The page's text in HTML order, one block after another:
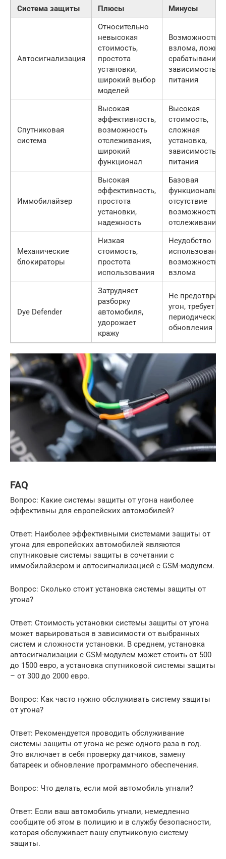
Система защиты Плюсы Минусы
Автосигнализация
Относительно
невысокая
стоимость,
простота
установки,
широкий выбор
моделей
Возможность
взлома,
срабатывания,
зависимость от
питания
Спутниковая
система
Высокая
эффективность,
возможность
отслеживания,
широкий
функционал
Высокая
стоимость,
сложная
установка,
зависимость от
питания
Иммобилайзер
Высокая
эффективность,
простота
установки,
надежность
Базовая
отсутствие
возможности
отслеживания
Механические
блокираторы
Низкая
стоимость,
простота
использования
Неудобство
использования,
возможность
взлома
Dye Defender
Затрудняет
разборку
автомобиля,
удорожает
кражу
Не
угон, требует
обновления
FAQ
Вопрос: Какие системы защиты от угона наиболее
эффективны для европейских автомобилей?
Ответ: Наиболее эффективными системами защиты от
угона для европейских автомобилей являются
спутниковые системы защиты в сочетании с
иммобилайзером и автосигнализацией с GSM-модулем.
Вопрос: Сколько стоит установка системы защиты от
угона?
Ответ: Стоимость установки системы защиты от угона
может варьироваться в зависимости от выбранных
систем и сложности установки. В среднем, установка
автосигнализации с GSM-модулем может стоить от 500
до 1500 евро, а установка спутниковой системы защиты
– от 300 до 2000 евро.
Вопрос: Как часто нужно обслуживать систему защиты
от угона?
Ответ: Рекомендуется проводить обслуживание
системы защиты от угона не реже одного раза в год.
Это включает в себя проверку датчиков, замену
батареек и обновление программного обеспечения.
Вопрос: Что делать, если мой автомобиль угнали?
Ответ: Если ваш автомобиль угнали, немедленно
сообщите об этом в полицию и в службу безопасности,
которая обслуживает вашу спутниковую систему
защиты.